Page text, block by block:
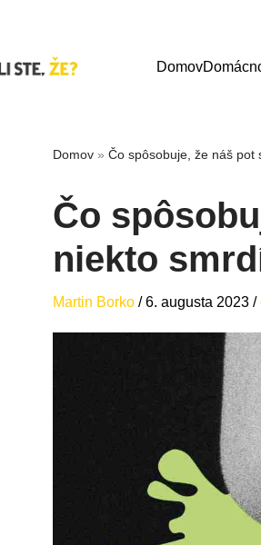
Domov
Domov » Čo spôsobuje, že náš pot
Čo
niekto
Martin Borko /6. augusta 2023 /